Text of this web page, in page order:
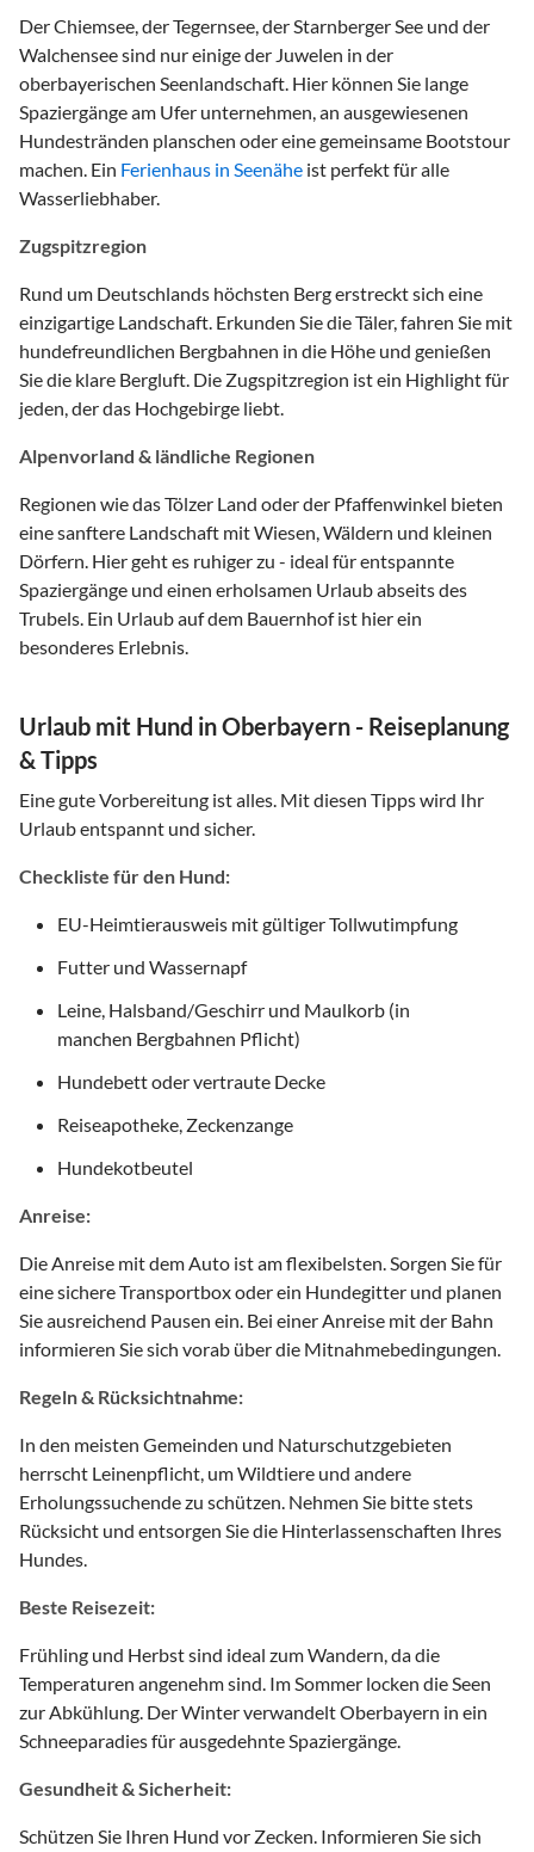
Der Chiemsee, der Tegernsee, der Starnberger See und der
Walchensee sind nur einige der Juwelen in der
oberbayerischen Seenlandschaft. Hier können Sie lange
Spaziergänge am Ufer unternehmen, an ausgewiesenen
Hundestränden planschen oder eine gemeinsame Bootstour
machen. Ein Ferienhaus in Seenähe ist perfekt für alle
Wasserliebhaber.
Zugspitzregion
Rund um Deutschlands höchsten Berg erstreckt sich eine
einzigartige Landschaft. Erkunden Sie die Täler, fahren Sie mit
hundefreundlichen Bergbahnen in die Höhe und genießen
Sie die klare Bergluft. Die Zugspitzregion ist ein Highlight für
jeden, der das Hochgebirge liebt.
Alpenvorland & ländliche Regionen
Regionen wie das Tölzer Land oder der Pfaffenwinkel bieten
eine sanftere Landschaft mit Wiesen, Wäldern und kleinen
Dörfern. Hier geht es ruhiger zu - ideal für entspannte
Spaziergänge und einen erholsamen Urlaub abseits des
Trubels. Ein Urlaub auf dem Bauernhof ist hier ein
besonderes Erlebnis.
Urlaub mit Hund in Oberbayern - Reiseplanung
& Tipps
Eine gute Vorbereitung ist alles. Mit diesen Tipps wird Ihr
Urlaub entspannt und sicher.
Checkliste für den Hund:
EU-Heimtierausweis mit gültiger Tollwutimpfung
Futter und Wassernapf
Leine, Halsband/Geschirr und Maulkorb (in
manchen Bergbahnen Pflicht)
Hundebett oder vertraute Decke
Reiseapotheke, Zeckenzange
Hundekotbeutel
Anreise:
Die Anreise mit dem Auto ist am flexibelsten. Sorgen Sie für
eine sichere Transportbox oder ein Hundegitter und planen
Sie ausreichend Pausen ein. Bei einer Anreise mit der Bahn
informieren Sie sich vorab über die Mitnahmebedingungen.
Regeln & Rücksichtnahme:
In den meisten Gemeinden und Naturschutzgebieten
herrscht Leinenpflicht, um Wildtiere und andere
Erholungssuchende zu schützen. Nehmen Sie bitte stets
Rücksicht und entsorgen Sie die Hinterlassenschaften Ihres
Hundes.
Beste Reisezeit:
Frühling und Herbst sind ideal zum Wandern, da die
Temperaturen angenehm sind. Im Sommer locken die Seen
zur Abkühlung. Der Winter verwandelt Oberbayern in ein
Schneeparadies für ausgedehnte Spaziergänge.
Gesundheit & Sicherheit:
Schützen Sie Ihren Hund vor Zecken. Informieren Sie sich